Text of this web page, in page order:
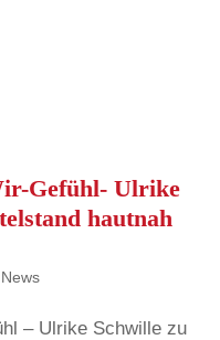
Gefühl- Ulrike
hautnah
News
– Ulrike Schwille zu